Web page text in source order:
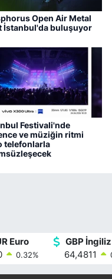
Open Air Metal
İstanbul'da buluşuyor
Festivali'nde
ve müziğin ritmi
telefonlarla
Euro
0.32%
GBP
64,4811